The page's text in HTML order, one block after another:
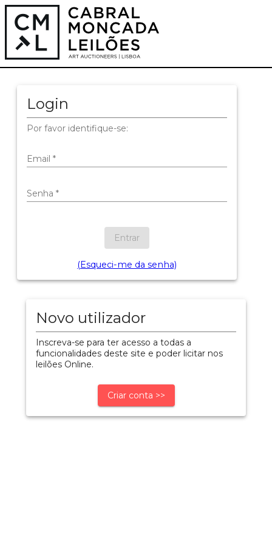
Login
Por favor identifique-se:
Email *
Senha *
Entrar
(Esqueci-me da senha)
Novo utilizador
Inscreva-se para ter acesso a todas a
funcionalidades deste site e poder licitar nos
leilões Online.
Criar conta >>